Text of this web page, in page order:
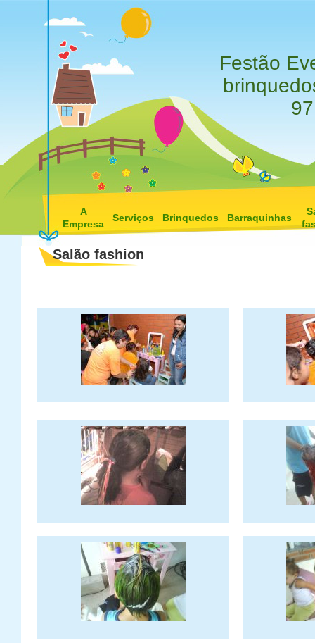
Festão
A
Empresa
Serviços Brinquedos Barraquinhas
Salão fashion